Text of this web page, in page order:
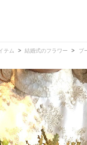
Dress
ウエディン
テム 結婚式のフラワー ブ